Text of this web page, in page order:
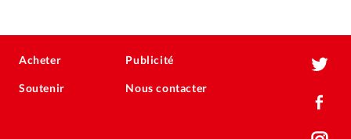
Acheter
Soutenir
Publicité
Nous contacter